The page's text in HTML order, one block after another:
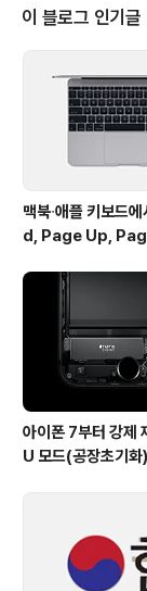
단계라 리뷰를 작성할
기다림이 아쉽지 않을
버전은 오로지 구글
구글 리더의 왕관을 물
거나 단독으로도 사용
에도 불구하..
이 블로그 인기글
맥북∙애플 키보드
d, Page Up,
아이폰 7부터 강제
U 모드(공장초기화